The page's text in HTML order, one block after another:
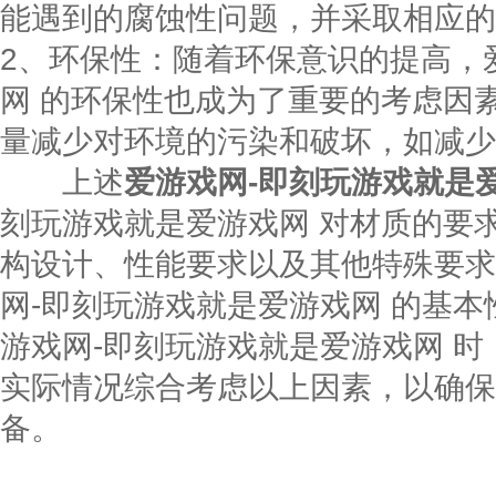
能遇到的腐蚀性问题，并采取相应
2、环保性：随着环保意识的提高
网 的环保性也成为了重要的考虑因
量减少对环境的污染和破坏，如减
上述爱游戏网-即刻玩游戏就是
刻玩游戏就是爱游戏网 对材质的要
构设计、性能要求以及其他特殊要
网-即刻玩游戏就是爱游戏网 的基
游戏网-即刻玩游戏就是爱游戏网
实际情况综合考虑以上因素，以确
备。